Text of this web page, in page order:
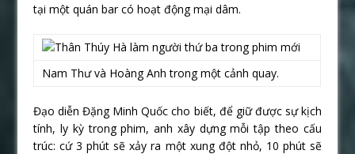
tại một quán bar có hoạt động mại dâm.
Nam Thư và Hoàng Anh trong một cảnh quay.
Đạo diễn Đặng Minh Quốc cho biết, để giữ được sự kịch
tính, ly kỳ trong phim, anh xây dựng mỗi tập theo cấu
trúc: cứ 3 phút sẽ xảy ra một xung đột nhỏ, 10 phút sẽ